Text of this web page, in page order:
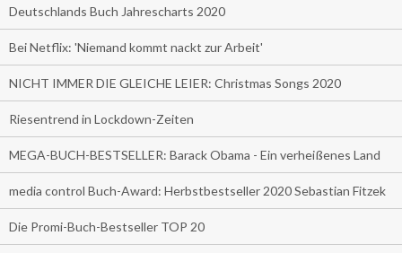
Deutschlands Buch Jahrescharts 2020
Bei Netflix: 'Niemand kommt nackt zur Arbeit'
NICHT IMMER DIE GLEICHE LEIER: Christmas Songs 2020
Riesentrend in Lockdown-Zeiten
MEGA-BUCH-BESTSELLER: Barack Obama - Ein verheißenes Land
media control Buch-Award: Herbstbestseller 2020 Sebastian Fitzek
Die Promi-Buch-Bestseller TOP 20